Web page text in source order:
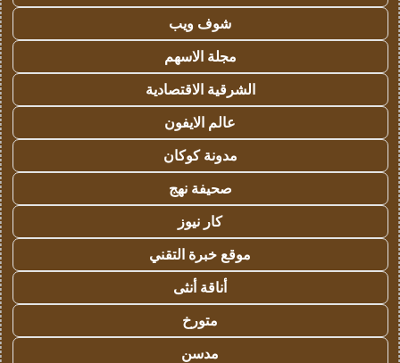
شوف ويب
مجلة الاسهم
الشرقية الاقتصادية
عالم الايفون
مدونة كوكان
صحيفة نهج
كار نيوز
موقع خبرة التقني
أناقة أنثى
متورخ
مدسن